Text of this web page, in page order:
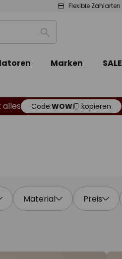
Flexible Zahlarten
Suche
Marken SALE
alles Code:WOW kopieren
Material Preis